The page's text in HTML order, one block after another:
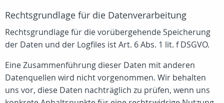
Rechtsgrundlage für die Datenverarbeitung
Rechtsgrundlage für die vorübergehende Speicherung
der Daten und der Logfiles ist Art. 6 Abs. 1 lit. f DSGVO.
Eine Zusammenführung dieser Daten mit anderen
Datenquellen wird nicht vorgenommen. Wir behalten
uns vor, diese Daten nachträglich zu prüfen, wenn uns